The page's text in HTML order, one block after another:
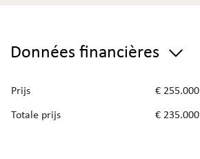
Données financières
Prijs
€ 255.000
Totale prijs
€ 235.000